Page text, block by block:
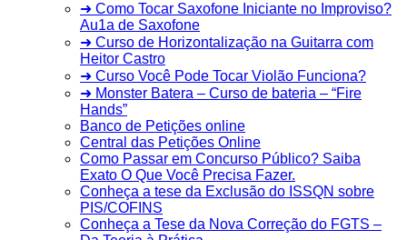
➜ Como Tocar Saxofone Iniciante no Improviso?
Au1a de Saxofone
➜ Curso de Horizontalização na Guitarra com
Heitor Castro
➜ Curso Você Pode Tocar Violão Funciona?
➜ Monster Batera – Curso de bateria – “Fire
Hands”‎
Banco de Petições online
Central das Petições Online
Como Passar em Concurso Público? Saiba
Exato O Que Você Precisa Fazer.
Conheça a tese da Exclusão do ISSQN sobre
PIS/COFINS
Conheça a Tese da Nova Correção do FGTS –